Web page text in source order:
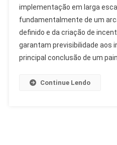
Brasil:
Regulação
E
Mercado
Essenciais
implementação em larga
fundamentalmente de um
definido e da criação de
garantam previsibilidade aos
principal conclusão de um
Continue Lendo